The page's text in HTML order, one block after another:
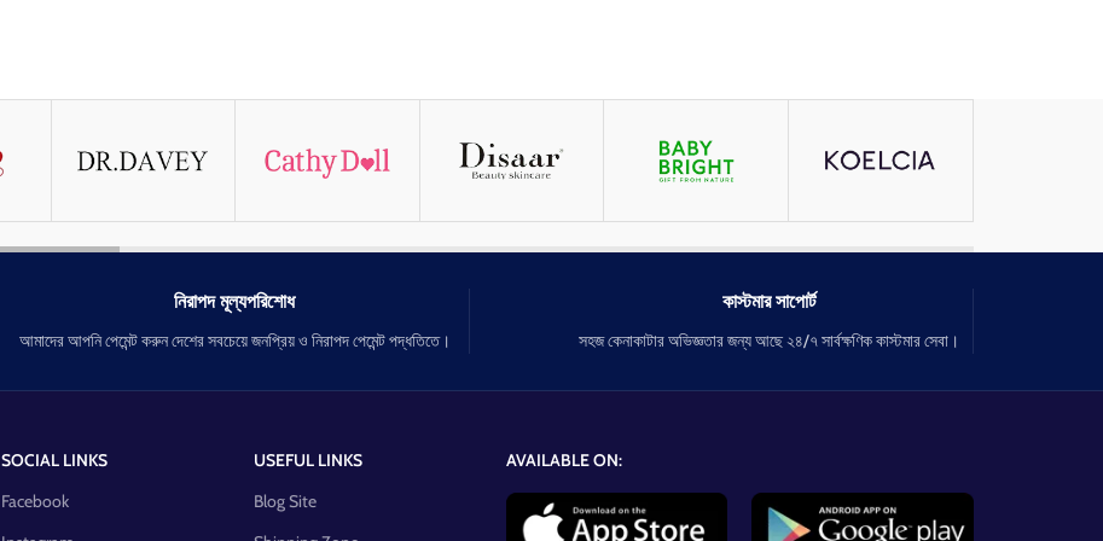
নিরাপদ মূল্যপরিশোধ
আমাদের আপনি পেমেন্ট করুন দেশের সবচেয়ে জনপ্রিয় ও নিরাপদ পেমেন্ট পদ্ধতিতে।
কাস্টমার সাপোর্ট
সহজ কেনাকাটার অভিজ্ঞতার জন্য আছে ২৪/৭ সার্বক্ষণিক কাস্টমার সেবা।
SOCIAL LINKS
Facebook
USEFUL LINKS
Blog Site
AVAILABLE ON: